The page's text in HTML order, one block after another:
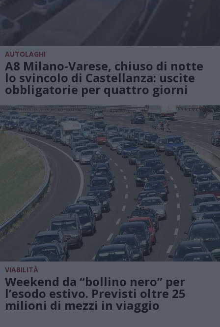
AUTOLAGHI
A8 Milano-Varese, chiuso di notte
lo svincolo di Castellanza: uscite
obbligatorie per quattro giorni
VIABILITÀ
Weekend da “bollino nero” per
l’esodo estivo. Previsti oltre 25
milioni di mezzi in viaggio